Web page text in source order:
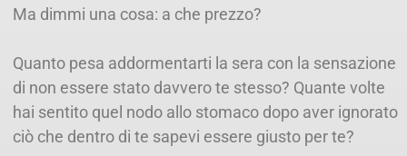
Ma dimmi una cosa: a che prezzo?
Quanto pesa addormentarti la sera con la sensazione
di non essere stato davvero te stesso? Quante volte
hai sentito quel nodo allo stomaco dopo aver ignorato
ciò che dentro di te sapevi essere giusto per te?